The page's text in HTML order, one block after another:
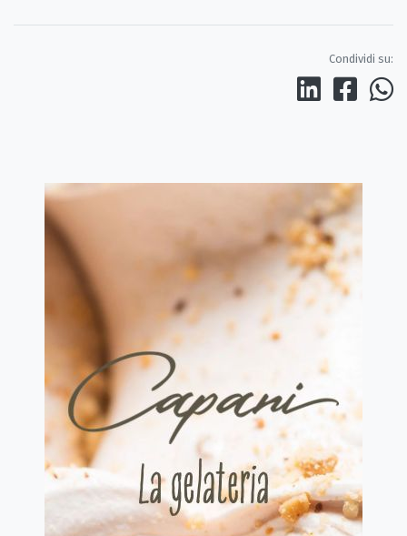
Condividi su: